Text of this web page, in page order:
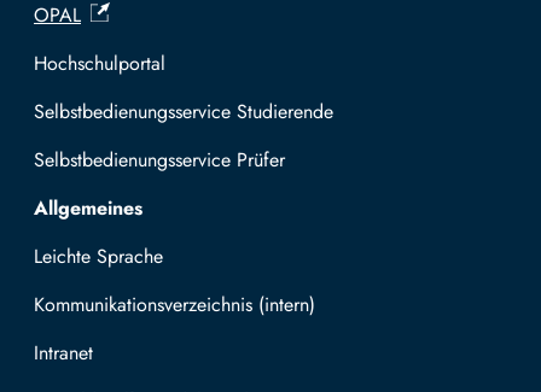
OPAL
Hochschulportal
Selbstbedienungsservice Studierende
Selbstbedienungsservice Prüfer
Allgemeines
Leichte Sprache
Kommunikationsverzeichnis (intern)
Intranet